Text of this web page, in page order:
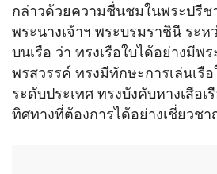
กล่าวด้วยความชื่นชมในพระปรีช
พระนางเจ้าฯ พระบรมราชินี ระ
บนเรือ ว่า ทรงเรือใบได้อย่างมีพ
พรสวรรค์ ทรงมีทักษะการเล่นเรื
ระดับประเทศ ทรงบังคับหางเสือเ
ทิศทางที่ต้องการได้อย่างเชี่ยวช